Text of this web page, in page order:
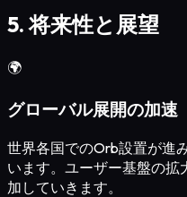
5. 将来性と展望
🌍
グローバル展開の加速
世界各国でのOrb設置が進
います。ユーザー基盤の
加していきます。